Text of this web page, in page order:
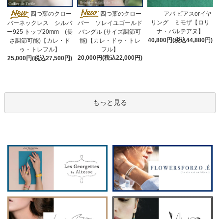
四つ葉のクロー
バーネックレス シルバ
ー925 トップ20mm (長
さ調節可能)【カレ・ド
ゥ・トレフル】
25,000円(税込27,500円)
四つ葉のクロー
バー ソレイユゴールド
バングル (サイズ調節可
能)【カレ・ドゥ・トレ
フル】
20,000円(税込22,000円)
アバ ピアスorイヤ
リング ミモザ【ロリ
ナ・バルテアヌ】
40,800円(税込44,880円)
もっと見る